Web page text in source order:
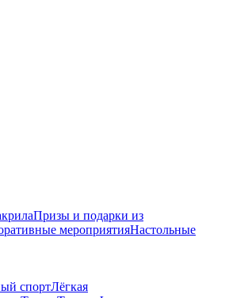
Призы и подарки из
мероприятияНастольные
спортЛёгкая